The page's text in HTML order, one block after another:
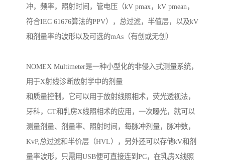
冲，频率，照射时间，管电压（kV pmax，kV pmean，
符合IEC 61676算法的PPV），总过滤，半值层，以及kV
和剂量率的波形以及可选的mAs（有创或无创）
NOMEX Multimeter是一种小型化的非侵入式测量系统，
用于X射线诊断放射学中的剂量
和质量控制，它可以用于放射线照相术，荧光透视法，
牙科，CT和乳房X线照相术的应用，一次曝光，就可以
测量剂量、剂量率、照射时间，每脉冲剂量，脉冲数，
KvP,总过滤和半价层（HVL），另外还可以存储kV和剂
量率波形，只需用USB便可直接连到PC，在乳房X线照